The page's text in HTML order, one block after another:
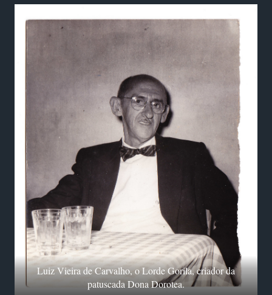
Luiz Vieira de Carvalho, o Lorde Gorila, criador da
patuscada Dona Dorotea.